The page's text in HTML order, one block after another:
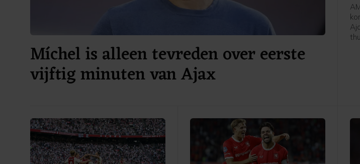
Míchel is alleen tevreden over eerste
vijftig minuten van Ajax